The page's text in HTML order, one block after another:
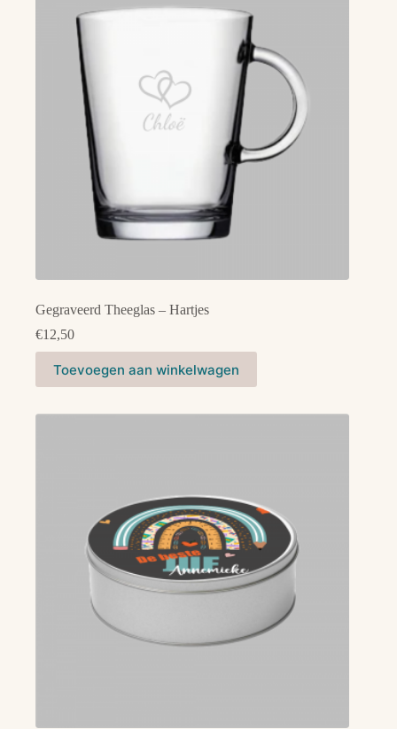
Gegraveerd Theeglas – Hartjes
€12,50
Toevoegen aan winkelwagen
product
heeft
productpagina